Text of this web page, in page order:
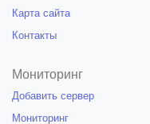
Карта сайта
Контакты
Мониторинг
Добавить сервер
Мониторинг